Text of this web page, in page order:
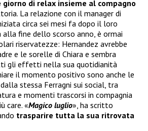
giorno di relax insieme al compagno
La relazione con il manager di
circa sei mesi fa dopo il loro
fine dello scorso anno, è ormai
riservatezze: Hernandez avrebbe
e le sorelle di Chiara e sembra
gli effetti nella sua quotidianità
il momento positivo sono anche le
stessa Ferragni sui social, tra
e momenti trascorsi in compagnia
care. «Magico luglio», ha scritto
trasparire tutta la sua ritrovata